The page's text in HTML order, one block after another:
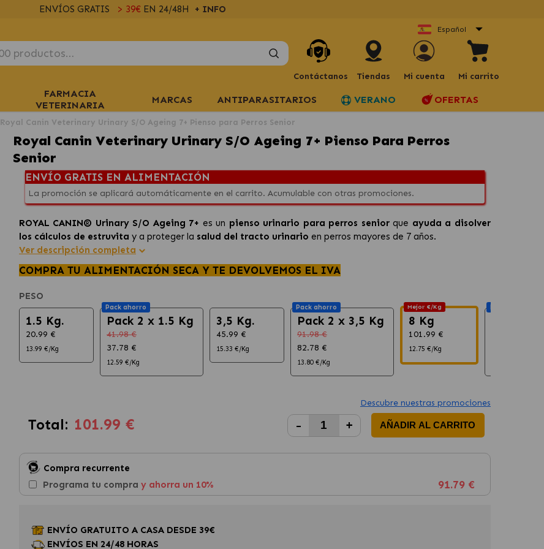
ENVÍOS GRATIS > 39€EN 24/48H + INFO
Español
Contáctanos Tiendas Mi cuenta Mi carrito
FARMACIA
VETERINARIA
MARCAS ANTIPARASITARIOS VERANO OFERTAS
Royal Canin Veterinary Urinary S/O Ageing 7+ Pienso para Perros Senior
Royal Canin Veterinary Urinary S/O Ageing 7+ Pienso Para Perros
Senior
ENVÍO GRATIS EN ALIMENTACIÓN
La promoción se aplicará automáticamente en el carrito. Acumulable con otras promociones.
ROYAL CANIN® Urinary S/O Ageing 7+ es un pienso urinario para perros seniorque ayuda a disolver
los cálculos de estruvita y a proteger la salud del tracto urinario en perros mayores de 7 años.
Ver descripción completa
COMPRA TU ALIMENTACIÓN SECA Y TE DEVOLVEMOS EL IVA
PESO
1.5 Kg.
20.99 €
13.99 €/Kg
Pack ahorro
Pack 2 x 1.5 Kg
41.98 €
37.78 €
12.59 €/Kg
3,5 Kg.
45.99 €
15.33 €/Kg
Pack ahorro
Pack 2 x 3,5 Kg
91.98 €
82.78 €
13.80 €/Kg
Mejor €/Kg
8 Kg
101.99 €
12.75 €/Kg
Pack ahorro
Descubre nuestras promociones
Total: 101.99 € - + AÑADIR AL CARRITO
Compra recurrente
Programa tu compra y ahorra un 10% 91.79 €
ENVÍO GRATUITO A CASA DESDE 39€
ENVÍOS EN 24/48 HORAS